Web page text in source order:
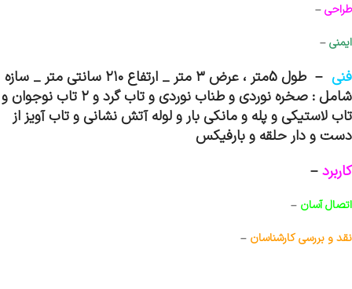
طراحی–
ایمنی–
فنی
– طول 5متر ، عرض ۳ متر _ ارتفاع ۲۱۰ سانتی متر _ سازه
شامل : صخره نوردی و طناب نوردی و تاب گرد و ۲ تاب نوجوان و
تاب لاستیکی و پله و مانکی بار و لوله آتش نشانی و تاب آویز از
دست و دار حلقه و بارفیکس
کاربرد–
اتصال آسان –
نقد و بررسی کارشناسان –